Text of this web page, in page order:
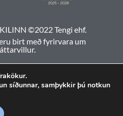
©2022 Tengi ehf.
birt með fyrirvara um
síðunnar, samþykkir þú notkun